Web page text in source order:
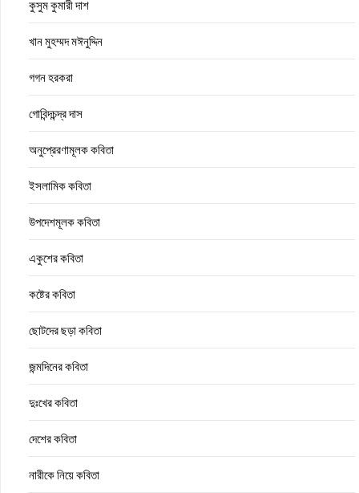
কুসুম কুমারী দাশ
খান মুহম্মদ মঈনুদ্দিন
গগন হরকরা
গোবিন্দচন্দ্র দাস
অনুপ্রেরণামূলক কবিতা
ইসলামিক কবিতা
উপদেশমূলক কবিতা
একুশের কবিতা
কষ্টের কবিতা
ছোটদের ছড়া কবিতা
জন্মদিনের কবিতা
দুঃখের কবিতা
দেশের কবিতা
নারীকে নিয়ে কবিতা